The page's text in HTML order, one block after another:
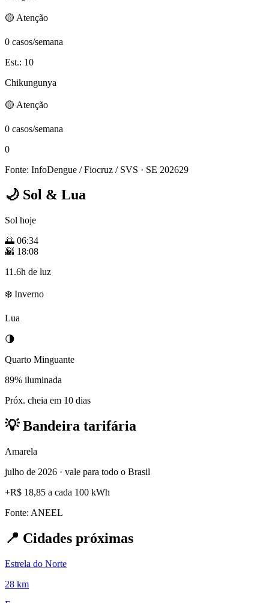
🟡 Atenção
0 casos/semana
Est.: 10
Chikungunya
🟡 Atenção
0 casos/semana
0
Fonte: InfoDengue / Fiocruz / SVS · SE 202629
🌙 Sol & Lua
Sol hoje
🌅 06:34
🌇 18:08
11.6h de luz
❄️ Inverno
Lua
🌗
Quarto Minguante
89% iluminada
Próx. cheia em 10 dias
💡Bandeira tarifária
Amarela
julho de 2026 · vale para todo o Brasil
+R$ 18,85 a cada 100 kWh
Fonte: ANEEL
📍 Cidades próximas
Estrela do Norte
28 km